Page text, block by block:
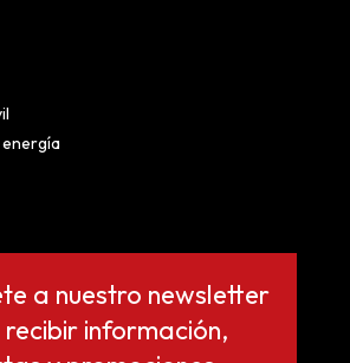
a nuestro newsletter
información,